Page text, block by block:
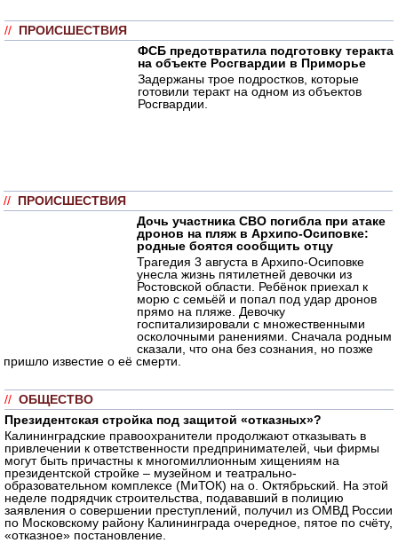
// ПРОИСШЕСТВИЯ
ФСБ предотвратила подготовку теракта
на объекте Росгвардии в Приморье
Задержаны трое подростков, которые
готовили теракт на одном из объектов
Росгвардии.
// ПРОИСШЕСТВИЯ
Дочь участника СВО погибла при атаке
дронов на пляж в Архипо-Осиповке:
родные боятся сообщить отцу
Трагедия 3 августа в Архипо-Осиповке
унесла жизнь пятилетней девочки из
Ростовской области. Ребёнок приехал к
морю с семьёй и попал под удар дронов
прямо на пляже. Девочку
госпитализировали с множественными
осколочными ранениями. Сначала родным
сказали, что она без сознания, но позже
пришло известие о её смерти.
// ОБЩЕСТВО
Президентская стройка под защитой «отказных»?
Калининградские правоохранители продолжают отказывать в
привлечении к ответственности предпринимателей, чьи фирмы
могут быть причастны к многомиллионным хищениям на
президентской стройке – музейном и театрально-
образовательном комплексе (МиТОК) на о. Октябрьский. На этой
неделе подрядчик строительства, подававший в полицию
заявления о совершении преступлений, получил из ОМВД России
по Московскому району Калининграда очередное, пятое по счёту,
«отказное» постановление.